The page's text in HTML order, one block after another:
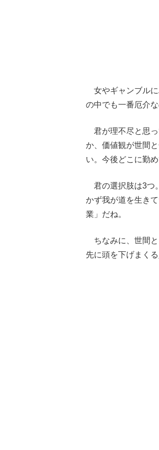
女やギャンブルに
の中でも一番厄介
君が理不尽と思っ
か、価値観が世間
い。今後どこに勤
君の選択肢は3つ
かず我が道を生き
業」だね。
ちなみに、世間と
先に頭を下げまく